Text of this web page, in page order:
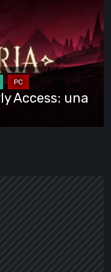
Access: una